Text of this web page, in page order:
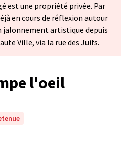
est une propriété privée. Par
en cours de réflexion autour
jalonnement artistique depuis
Ville, via la rue des Juifs.
l'oeil